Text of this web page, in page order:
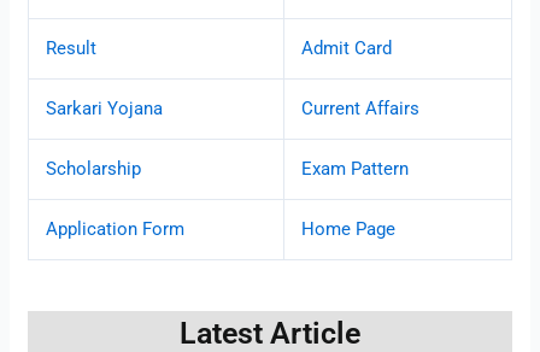
Result Admit Card
Sarkari Yojana Current Affairs
Scholarship Exam Pattern
Application Form Home Page
Latest Article